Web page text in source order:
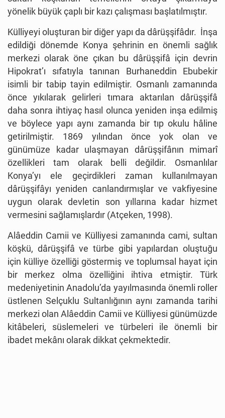
yönelik büyük çaplı bir kazı çalışması başlatılmıştır.
Külliyeyi oluşturan bir diğer yapı da dârüşşifâdır. İnşa
edildiği dönemde Konya şehrinin en önemli sağlık
merkezi olarak öne çıkan bu dârüşşifâ için devrin
Hipokrat’ı sıfatıyla tanınan Burhaneddin Ebubekir
isimli bir tabip tayin edilmiştir. Osmanlı zamanında
önce yıkılarak gelirleri tımara aktarılan dârüşşifâ
daha sonra ihtiyaç hasıl olunca yeniden inşa edilmiş
ve böylece yapı aynı zamanda bir tıp okulu hâline
getirilmiştir. 1869 yılından önce yok olan ve
günümüze kadar ulaşmayan dârüşşifânın mimarî
özellikleri tam olarak belli değildir. Osmanlılar
Konya’yı ele geçirdikleri zaman kullanılmayan
dârüşşifâyı yeniden canlandırmışlar ve vakfiyesine
uygun olarak devletin son yıllarına kadar hizmet
vermesini sağlamışlardır (Atçeken, 1998).
Alâeddin Camii ve Külliyesi zamanında cami, sultan
köşkü, dârüşşifâ ve türbe gibi yapılardan oluştuğu
için külliye özelliği göstermiş ve toplumsal hayat için
bir merkez olma özelliğini ihtiva etmiştir. Türk
medeniyetinin Anadolu’da yayılmasında önemli roller
üstlenen Selçuklu Sultanlığının aynı zamanda tarihi
merkezi olan Alâeddin Camii ve Külliyesi günümüzde
kitâbeleri, süslemeleri ve türbeleri ile önemli bir
ibadet mekânı olarak dikkat çekmektedir.